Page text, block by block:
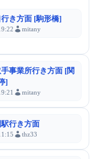
き方面 [駒形橋]
mitany
事業所行き方面 [関
]
mitany
行き方面
thz33